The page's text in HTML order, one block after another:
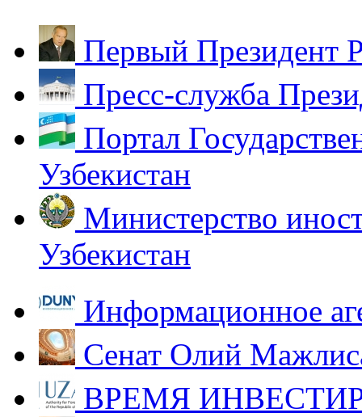
Первый Президент
Пресс-служба
Портал
Узбекистан
Министерство
Узбекистан
Информационное
Сенат Олий
ВРЕМЯ